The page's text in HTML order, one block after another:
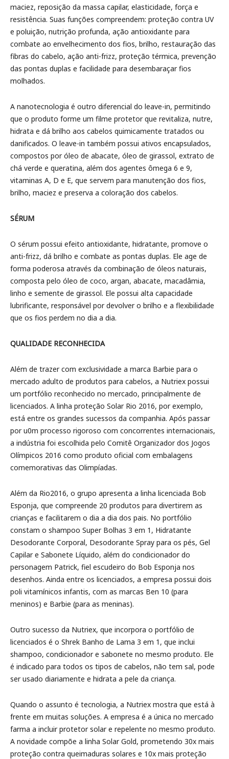
maciez, reposição da massa capilar, elasticidade, força e
resistência. Suas funções compreendem: proteção contra UV
e poluição, nutrição profunda, ação antioxidante para
combate ao envelhecimento dos fios, brilho, restauração das
fibras do cabelo, ação anti-frizz, proteção térmica, prevenção
das pontas duplas e facilidade para desembaraçar fios
molhados.
A nanotecnologia é outro diferencial do leave-in, permitindo
que o produto forme um filme protetor que revitaliza, nutre,
hidrata e dá brilho aos cabelos quimicamente tratados ou
danificados. O leave-in também possui ativos encapsulados,
compostos por óleo de abacate, óleo de girassol, extrato de
chá verde e queratina, além dos agentes ômega 6 e 9,
vitaminas A, D e E, que servem para manutenção dos fios,
brilho, maciez e preserva a coloração dos cabelos.
SÉRUM
O sérum possui efeito antioxidante, hidratante, promove o
anti-frizz, dá brilho e combate as pontas duplas. Ele age de
forma poderosa através da combinação de óleos naturais,
composta pelo óleo de coco, argan, abacate, macadâmia,
linho e semente de girassol. Ele possui alta capacidade
lubrificante, responsável por devolver o brilho e a flexibilidade
que os fios perdem no dia a dia.
QUALIDADE RECONHECIDA
Além de trazer com exclusividade a marca Barbie para o
mercado adulto de produtos para cabelos, a Nutriex possui
um portfólio reconhecido no mercado, principalmente de
licenciados. A linha proteção Solar Rio 2016, por exemplo,
está entre os grandes sucessos da companhia. Após passar
por u0m processo rigoroso com concorrentes internacionais,
a indústria foi escolhida pelo Comitê Organizador dos Jogos
Olímpicos 2016 como produto oficial com embalagens
comemorativas das Olimpíadas.
Além da Rio2016, o grupo apresenta a linha licenciada Bob
Esponja, que compreende 20 produtos para divertirem as
crianças e facilitarem o dia a dia dos pais. No portfólio
constam o shampoo Super Bolhas 3 em 1, Hidratante
Desodorante Corporal, Desodorante Spray para os pés, Gel
Capilar e Sabonete Líquido, além do condicionador do
personagem Patrick, fiel escudeiro do Bob Esponja nos
desenhos. Ainda entre os licenciados, a empresa possui dois
poli vitamínicos infantis, com as marcas Ben 10 (para
meninos) e Barbie (para as meninas).
Outro sucesso da Nutriex, que incorpora o portfólio de
licenciados é o Shrek Banho de Lama 3 em 1, que inclui
shampoo, condicionador e sabonete no mesmo produto. Ele
é indicado para todos os tipos de cabelos, não tem sal, pode
ser usado diariamente e hidrata a pele da criança.
Quando o assunto é tecnologia, a Nutriex mostra que está à
frente em muitas soluções. A empresa é a única no mercado
farma a incluir protetor solar e repelente no mesmo produto.
A novidade compõe a linha Solar Gold, prometendo 30x mais
proteção contra queimaduras solares e 10x mais proteção